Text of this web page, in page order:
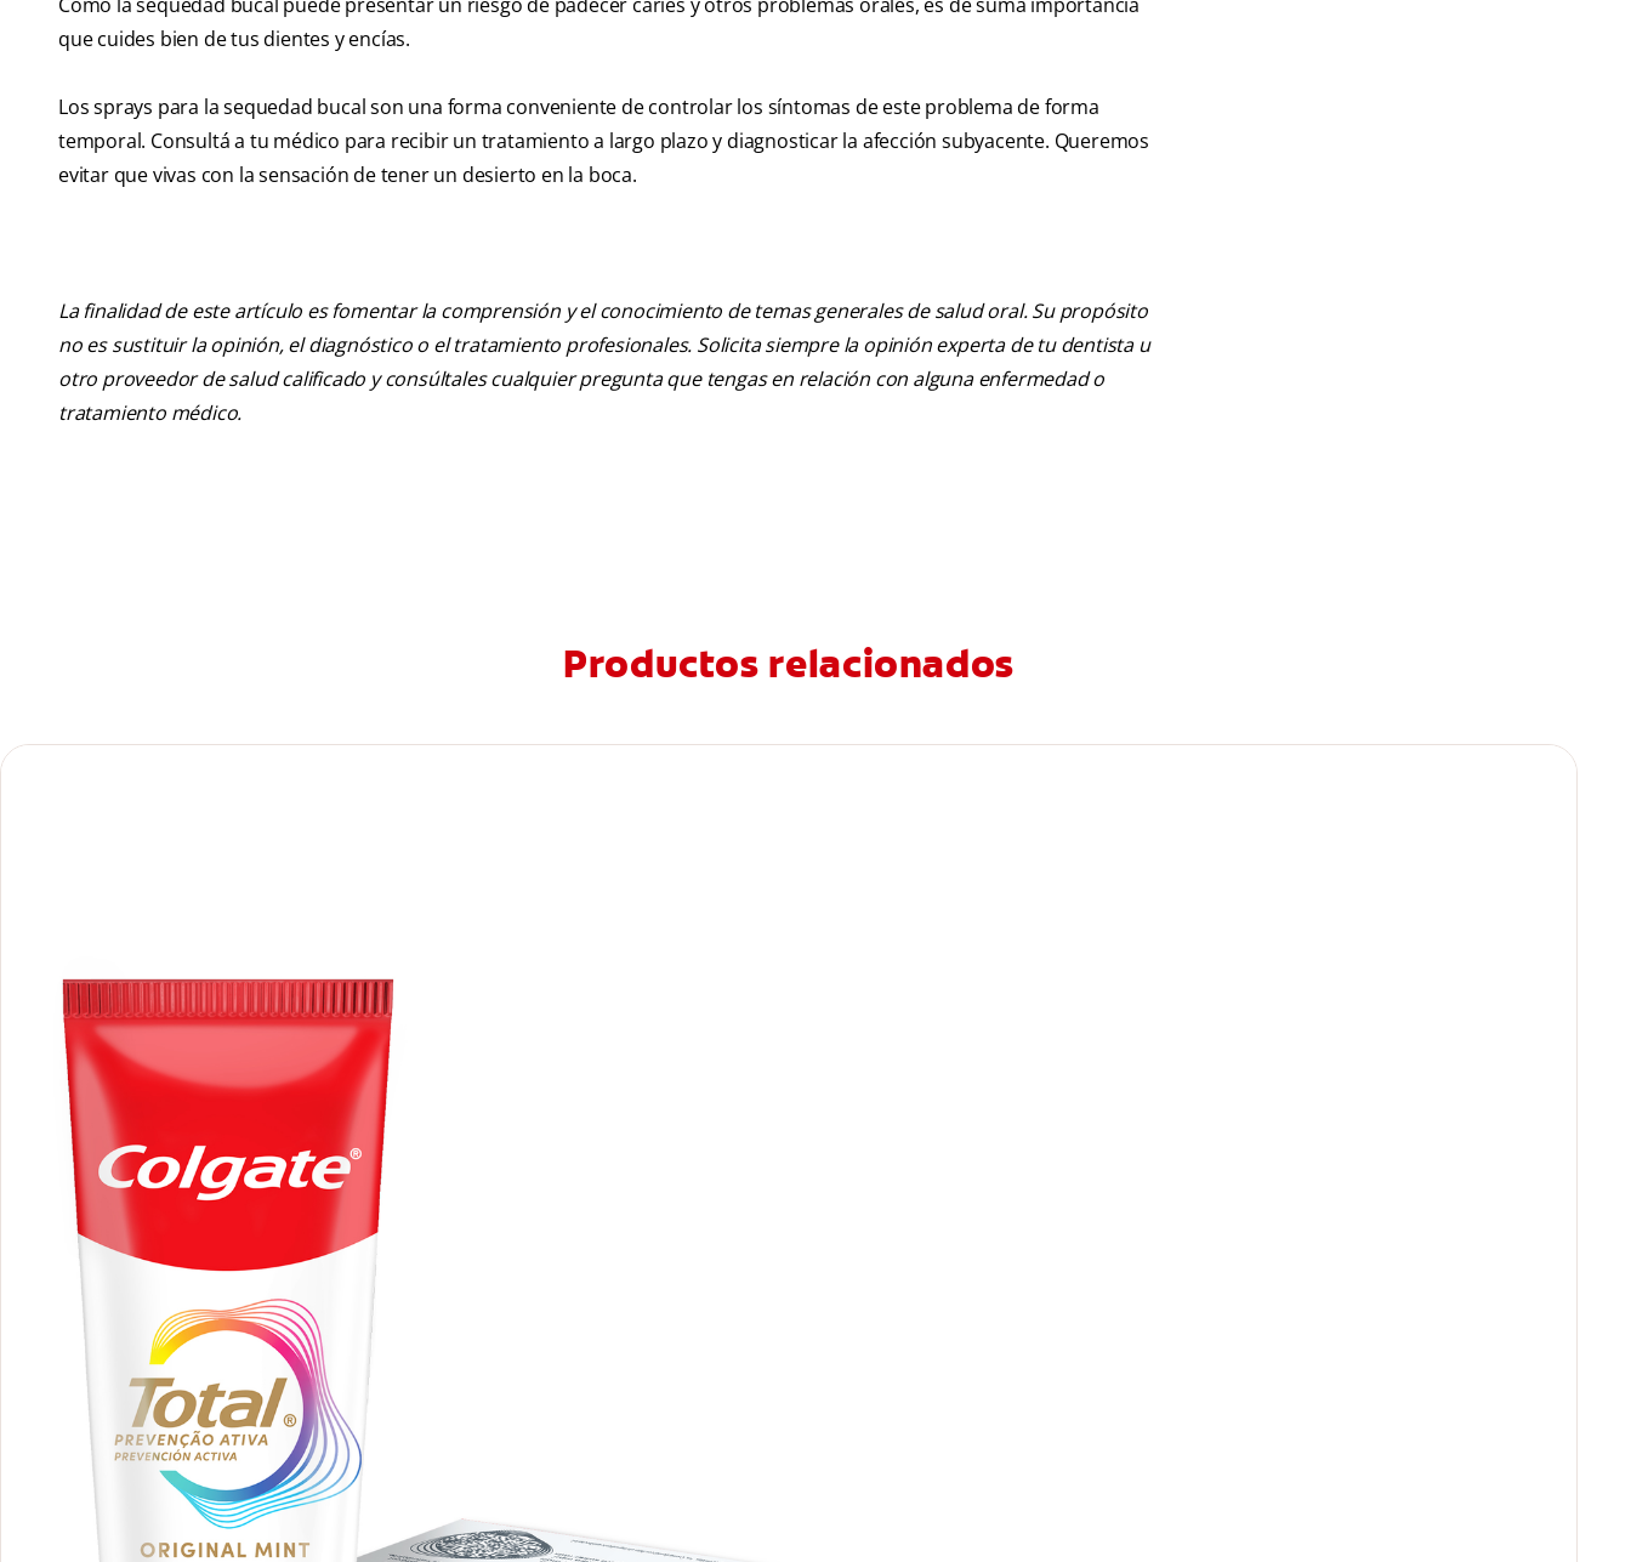
que cuides bien de tus dientes y encías.
Los sprays para la sequedad bucal son una forma conveniente de controlar los síntomas de este problema de forma
temporal. Consultá a tu médico para recibir un tratamiento a largo plazo y diagnosticar la afección subyacente. Queremos
evitar que vivas con la sensación de tener un desierto en la boca.
La finalidad de este artículo es fomentar la comprensión y el conocimiento de temas generales de salud oral. Su propósito
no es sustituir la opinión, el diagnóstico o el tratamiento profesionales. Solicita siempre la opinión experta de tu dentista u
otro proveedor de salud calificado y consúltales cualquier pregunta que tengas en relación con alguna enfermedad o
tratamiento médico.
Productos relacionados